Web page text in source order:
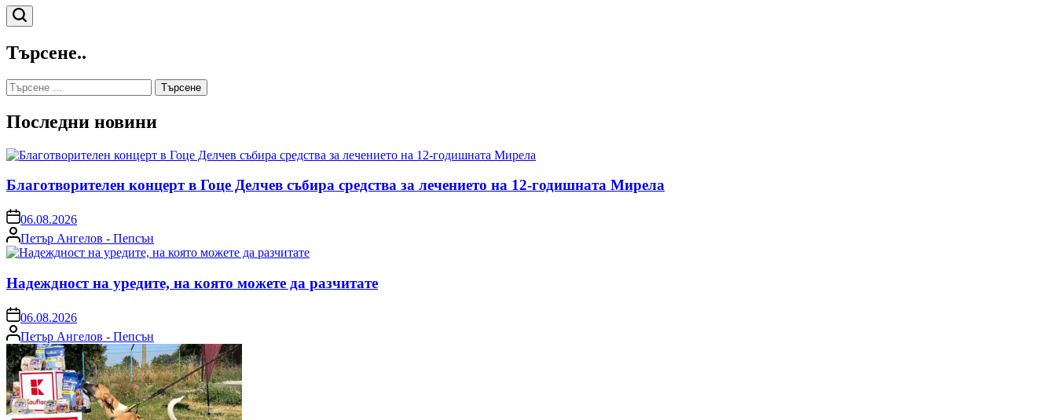
Търсене
Търсене..
Търсене
за:
Последни новини
Благотворителен концерт в Гоце Делчев събира средства за лечението на 12-годишната Мирела
on06.08.2026
Posted
by
Петър Ангелов - Пепсън
Надеждност на уредите, на която можете да разчитате
on06.08.2026
Posted
by
Петър Ангелов - Пепсън